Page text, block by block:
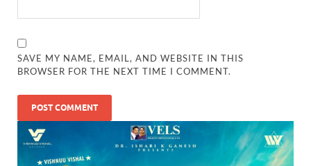
SAVE MY NAME, EMAIL, AND WEBSITE IN THIS
BROWSER FOR THE NEXT TIME I COMMENT.